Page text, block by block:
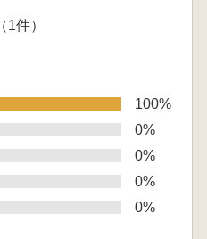
（1件）
100%
0%
0%
0%
0%